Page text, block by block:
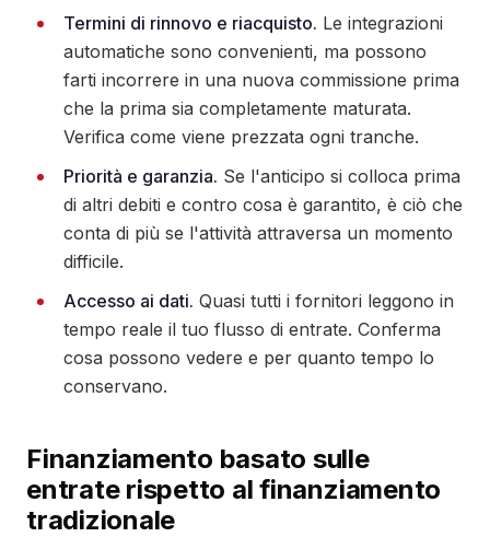
Termini di rinnovo e riacquisto. Le integrazioni
automatiche sono convenienti, ma possono
farti incorrere in una nuova commissione prima
che la prima sia completamente maturata.
Verifica come viene prezzata ogni tranche.
Priorità e garanzia. Se l'anticipo si colloca prima
di altri debiti e contro cosa è garantito, è ciò che
conta di più se l'attività attraversa un momento
difficile.
Accesso ai dati. Quasi tutti i fornitori leggono in
tempo reale il tuo flusso di entrate. Conferma
cosa possono vedere e per quanto tempo lo
conservano.
Finanziamento basato sulle
entrate rispetto al finanziamento
tradizionale